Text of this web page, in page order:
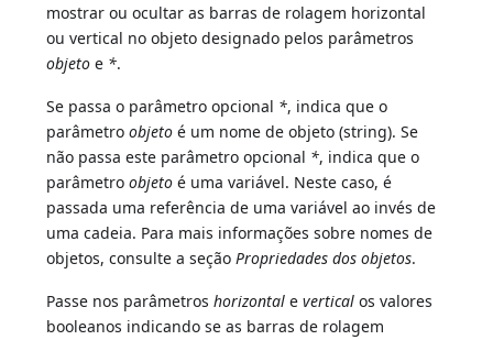
mostrar ou ocultar as barras de rolagem horizontal
ou vertical no objeto designado pelos parâmetros
objeto e *.
Se passa o parâmetro opcional *, indica que o
parâmetroobjeto é um nome de objeto (string). Se
não passa este parâmetro opcional *, indica que o
parâmetroobjeto é uma variável. Neste caso, é
passada uma referência de uma variável ao invés de
uma cadeia. Para mais informações sobre nomes de
objetos, consulte a seçãoPropriedades dos objetos.
Passe nos parâmetroshorizontal evertical os valores
booleanos indicando se as barras de rolagem